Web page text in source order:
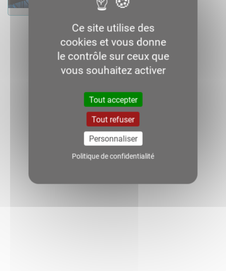
Télécharger
Ce site utilise des
cookies et vous donne
le contrôle sur ceux que
vous souhaitez activer
Tout accepter
Tout refuser
Personnaliser
Politique de confidentialité